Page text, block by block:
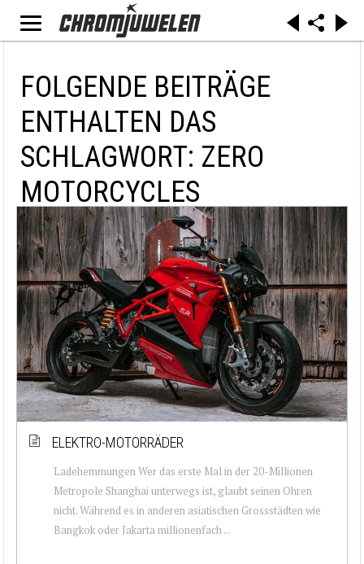
FOLGENDE BEITRÄGE
ENTHALTEN DAS
SCHLAGWORT: ZERO
MOTORCYCLES
ELEKTRO-MOTORRÄDER
Ladehemmungen Wer das erste Mal in der 20-Millionen
Metropole Shanghai unterwegs ist, glaubt seinen Ohren
nicht. Während es in anderen asiatischen Grossstädten wie
Bangkok oder Jakarta millionenfach ...